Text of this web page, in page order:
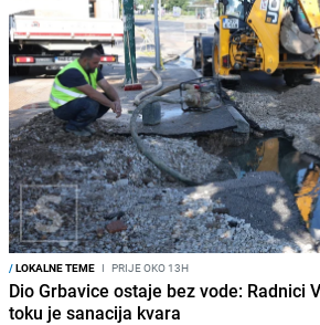
/LOKALNE TEME I PRIJE OKO 13H
Dio Grbavice ostaje bez vode: Radnici
toku je sanacija kvara